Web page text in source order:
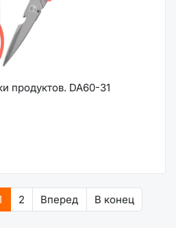
продуктов. DA60-31
2 Вперед В конец